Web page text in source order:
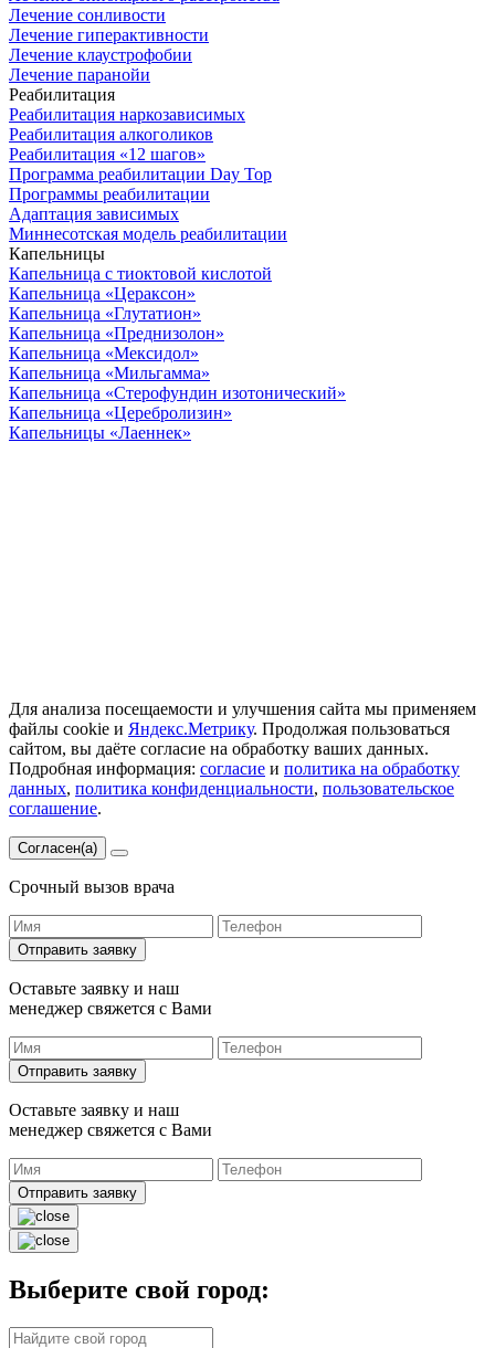
Лечение сонливости
Лечение гиперактивности
Лечение клаустрофобии
Лечение паранойи
Реабилитация
Реабилитация наркозависимых
Реабилитация алкоголиков
Реабилитация «12 шагов»
Программа реабилитации Day Top
Программы реабилитации
Адаптация зависимых
Миннесотская модель реабилитации
Капельницы
Капельница с тиоктовой кислотой
Капельница «Цераксон»
Капельница «Глутатион»
Капельница «Преднизолон»
Капельница «Мексидол»
Капельница «Мильгамма»
Капельница «Стерофундин изотонический»
Капельница «Церебролизин»
Капельницы «Лаеннек»
Для анализа посещаемости и улучшения сайта мы применяем
файлы cookie и Яндекс.Метрику. Продолжая пользоваться
сайтом, вы даёте согласие на обработку ваших данных.
Подробная информация: согласие и политика на обработку
данных, политика конфиденциальности, пользовательское
соглашение.
Согласен(а)
Срочный вызов врача
Отправить заявку
Оставьте заявку и наш
менеджер свяжется с Вами
Отправить заявку
Оставьте заявку и наш
менеджер свяжется с Вами
Отправить заявку
Выберите свой город: